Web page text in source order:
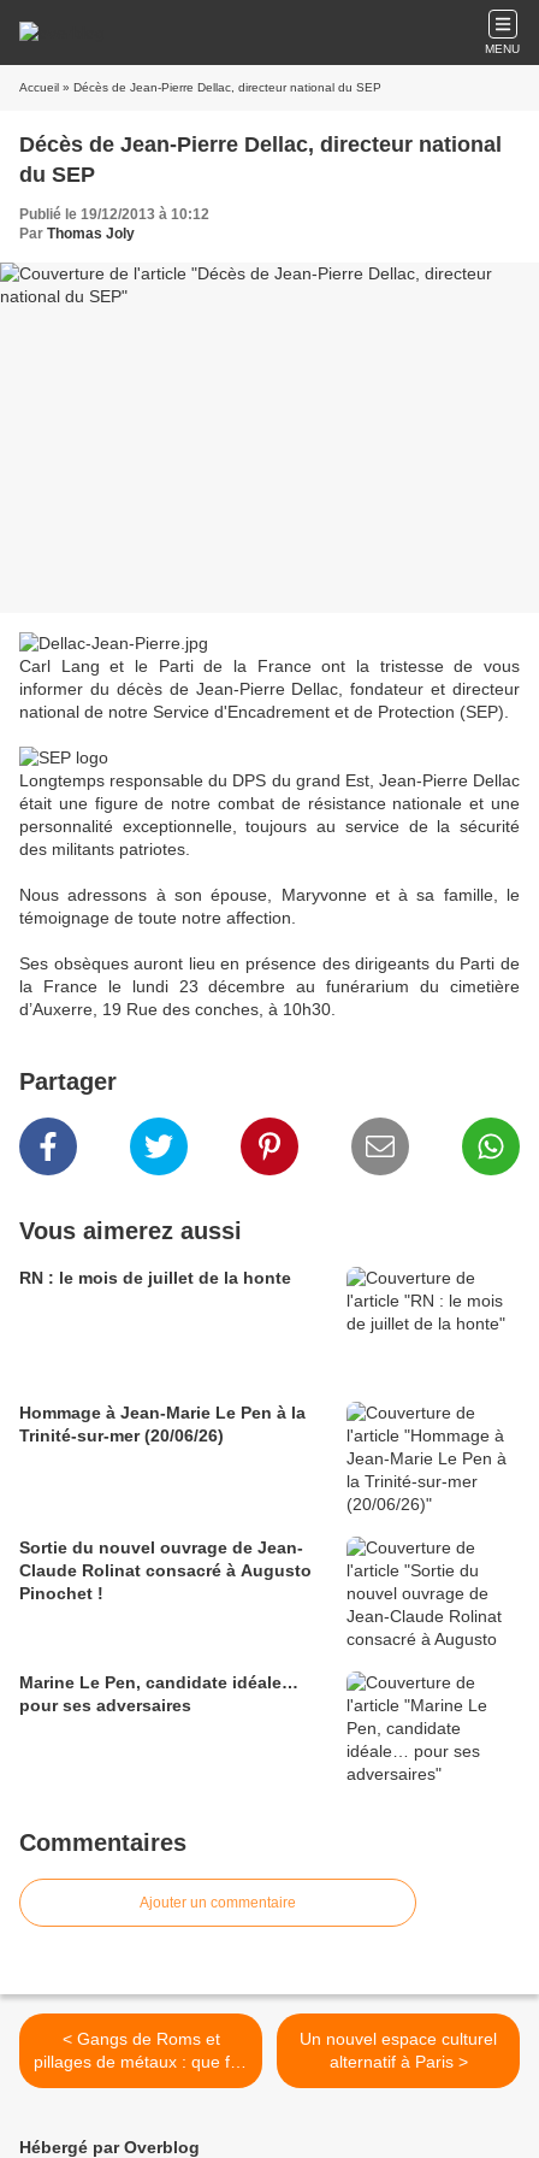
MENU
Accueil » Décès de Jean-Pierre Dellac, directeur national du SEP
Décès de Jean-Pierre Dellac, directeur national
du SEP
Publié le 19/12/2013 à 10:12
Par Thomas Joly
Carl Lang et le Parti de la France ont la tristesse de vous
informer du décès de Jean-Pierre Dellac, fondateur et directeur
national de notre Service d'Encadrement et de Protection (SEP).
Longtemps responsable du DPS du grand Est, Jean-Pierre Dellac
était une figure de notre combat de résistance nationale et une
personnalité exceptionnelle, toujours au service de la sécurité
des militants patriotes.
Nous adressons à son épouse, Maryvonne et à sa famille, le
témoignage de toute notre affection.
Ses obsèques auront lieu en présence des dirigeants du Parti de
la France le lundi 23 décembre au funérarium du cimetière
d’Auxerre, 19 Rue des conches, à 10h30.
Partager
Vous aimerez aussi
RN : le mois de juillet de la honte
Hommage à Jean-Marie Le Pen à la
Trinité-sur-mer (20/06/26)
Sortie du nouvel ouvrage de Jean-
Claude Rolinat consacré à Augusto
Pinochet !
Marine Le Pen, candidate idéale…
pour ses adversaires
Commentaires
Ajouter un commentaire
< Gangs de Roms et
pillages de métaux : que fait
donc Manuel Valls ?
Un nouvel espace culturel
alternatif à Paris >
Hébergé par Overblog